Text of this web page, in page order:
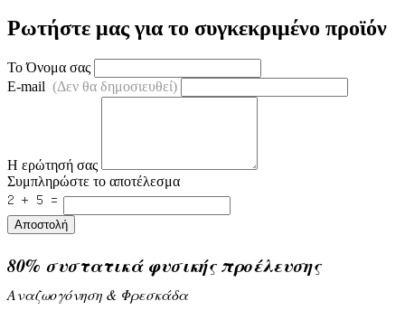
Ρωτήστε μας για το συγκεκριμένο προϊόν
Το Όνομα σας
E-mail (Δεν θα δημοσιευθεί)
Η ερώτησή σας
Συμπληρώστε το αποτέλεσμα
Αποστολή
80% συστατικά φυσικής προέλευσης
Αναζωογόνηση & Φρεσκάδα